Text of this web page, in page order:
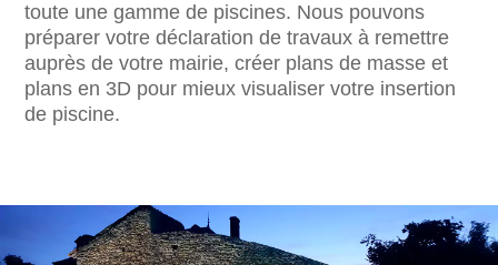
toute une gamme de piscines. Nous pouvons
préparer votre déclaration de travaux à remettre
auprès de votre mairie, créer plans de masse et
plans en 3D pour mieux visualiser votre insertion
de piscine.